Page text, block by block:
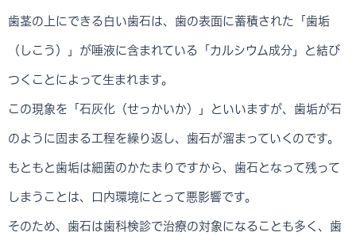
歯茎の上にできる白い歯石は、歯の表面に蓄積された「歯垢
（しこう）」が唾液に含まれている「カルシウム成分」と結び
つくことによって生まれます。
この現象を「石灰化（せっかいか）」といいますが、歯垢が石
のように固まる工程を繰り返し、歯石が溜まっていくのです。
もともと歯垢は細菌のかたまりですから、歯石となって残って
しまうことは、口内環境にとって悪影響です。
そのため、歯石は歯科検診で治療の対象になることも多く、歯